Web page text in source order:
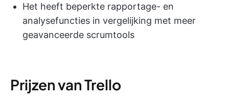
Het heeft beperkte rapportage- en
analysefuncties in vergelijking met meer
geavanceerde scrumtools
Prijzen van Trello